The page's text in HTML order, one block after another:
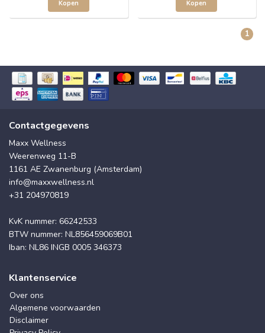
Kopen Kopen
1
Contactgegevens
Maxx Wellness
Weerenweg 11-B
1161 AE Zwanenburg (Amsterdam)
info@maxxwellness.nl
+31 204970819
KvK nummer: 66242533
BTW nummer: NL856459069B01
Iban: NL86 INGB 0005 346373
Klantenservice
Over ons
Algemene voorwaarden
Disclaimer